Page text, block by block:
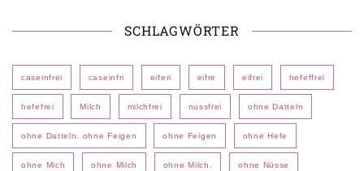
SCHLAGWÖRTER
caseinfrei caseinfri eiferi eifre eifrei hefeffrei
hefefrei Milch milchfrei nussfrei ohne Datteln
ohne Datteln. ohne Feigen ohne Feigen ohne Hefe
ohne Mich ohne Milch ohne Milch. ohne Nüsse